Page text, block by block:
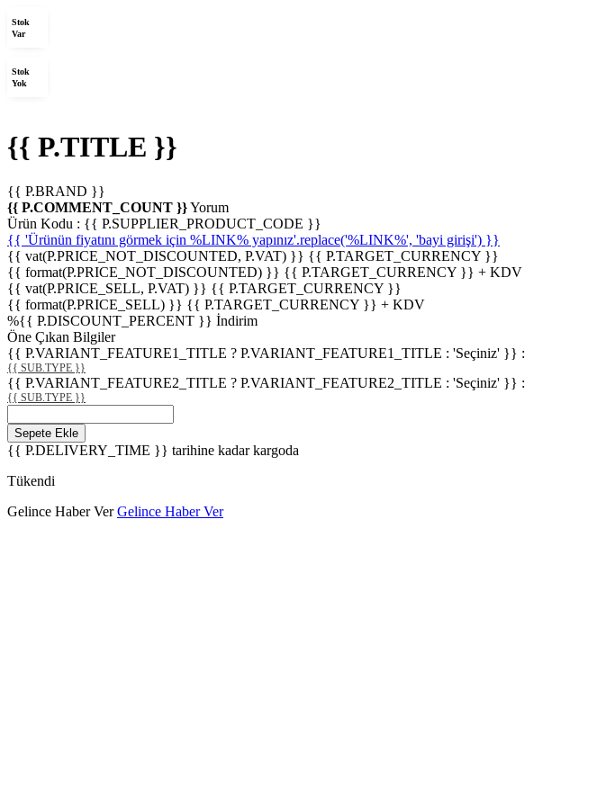
Stok
Var
Stok
Yok
{{ P.TITLE }}
{{ P.BRAND }}
{{ P.COMMENT_COUNT }}Yorum
Ürün Kodu : {{ P.SUPPLIER_PRODUCT_CODE }}
{{ 'Ürünün fiyatını görmek için %LINK% yapınız'.replace('%LINK%', 'bayi girişi') }}
{{ vat(P.PRICE_NOT_DISCOUNTED, P.VAT) }} {{ P.TARGET_CURRENCY }}
{{ format(P.PRICE_NOT_DISCOUNTED) }} {{ P.TARGET_CURRENCY }} + KDV
{{ vat(P.PRICE_SELL, P.VAT) }} {{ P.TARGET_CURRENCY }}
{{ format(P.PRICE_SELL) }} {{ P.TARGET_CURRENCY }} + KDV
%{{ P.DISCOUNT_PERCENT }} İndirim
Öne Çıkan Bilgiler
{{ P.VARIANT_FEATURE1_TITLE ? P.VARIANT_FEATURE1_TITLE : 'Seçiniz' }} :
{{ SUB.TYPE }}
{{ P.VARIANT_FEATURE2_TITLE ? P.VARIANT_FEATURE2_TITLE : 'Seçiniz' }} :
{{ SUB.TYPE }}
Sepete Ekle
{{ P.DELIVERY_TIME }} tarihine kadar kargoda
Tükendi
Gelince Haber Ver Gelince Haber Ver